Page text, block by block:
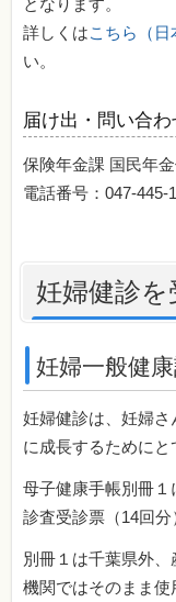
詳しくはこちら（日
い。
届け出・問い合
保険年金課 国民年
電話番号：047-445-
妊婦健診を
妊婦一般健康
妊婦健診は、妊婦
に成長するためにと
母子健康手帳別冊
診査受診票（14回
別冊１は千葉県外
機関ではそのまま使